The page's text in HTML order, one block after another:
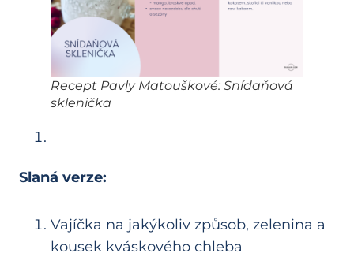
Recept Pavly Matouškové: Snídaňová
sklenička
Slaná verze:
Vajíčka na jakýkoliv způsob, zelenina a
kousek kváskového chleba